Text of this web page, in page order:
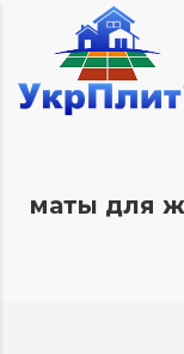
маты для